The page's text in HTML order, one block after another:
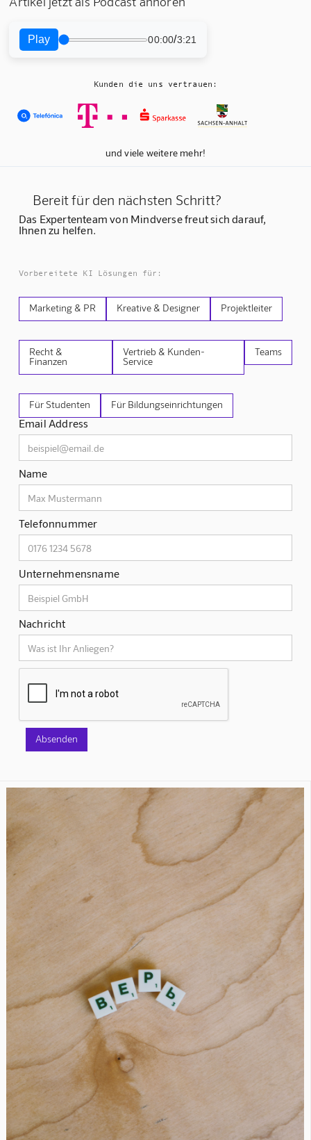
Play 00:00/3:21
Kunden die uns vertrauen:
und viele weitere mehr!
Bereit für den nächsten Schritt?
Das Expertenteam von Mindverse freut sich darauf,
Ihnen zu helfen.
Vorbereitete KI Lösungen für:
Marketing & PR Kreative & Designer Projektleiter
Recht &
Finanzen
Vertrieb & Kunden-
Service
Teams
Für Studenten Für Bildungseinrichtungen
Email Address
Name
Telefonnummer
Unternehmensname
Nachricht